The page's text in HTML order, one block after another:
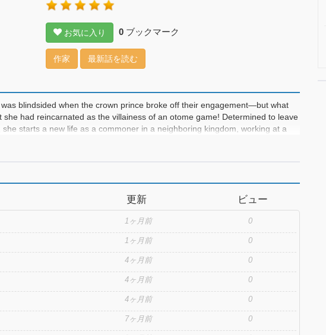
お気に入り 0ブックマーク
作家 最新話を読む
was blindsided when the crown prince broke off their engagement—but what
she had reincarnated as the villainess of an otome game! Determined to leave
starts a new life as a commoner in a neighboring kingdom, working at a
later, she’s raising twin girls, Coco and Mia, while running the late owner’s
political intrigue, growing affection, and a destiny she never realized
love, family, and second chances!
更新 ビュー
1ヶ月前 0
1ヶ月前 0
4ヶ月前 0
4ヶ月前 0
4ヶ月前 0
7ヶ月前 0